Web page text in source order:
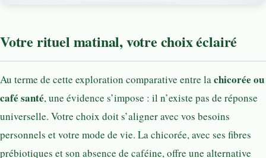
Votre rituel matinal, votre choix éclairé
Au terme de cette exploration comparative entre lachicorée ou
café santé, une évidence s’impose : il n’existe pas de réponse
universelle. Votre choix doit s’aligner avec vos besoins
personnels et votre mode de vie. La chicorée, avec ses fibres
prébiotiques et son absence de caféine, offre une alternative